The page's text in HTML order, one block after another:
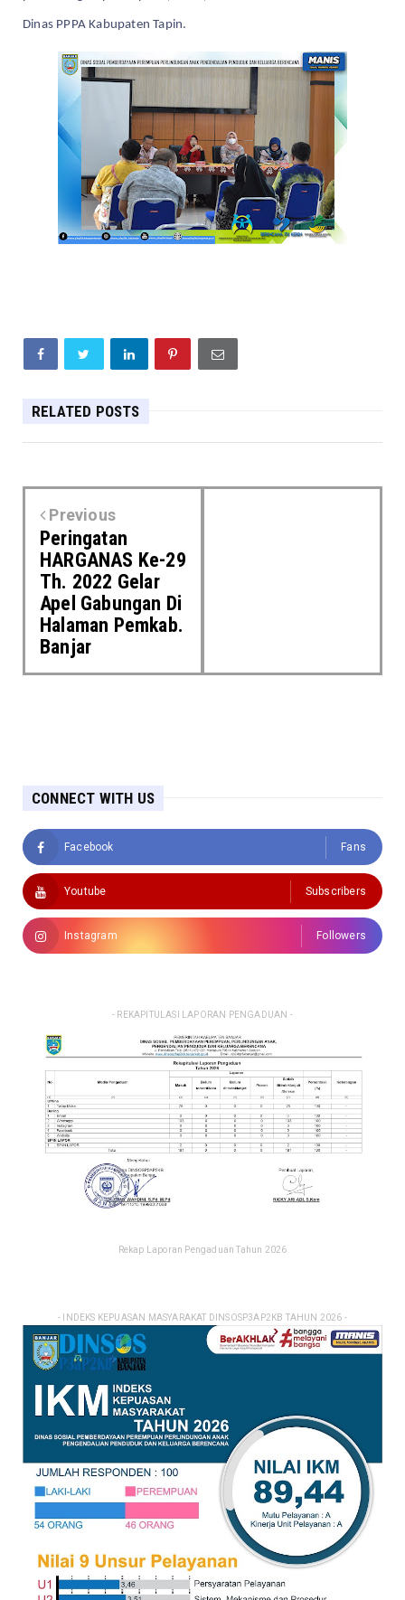
Dinas PPPA Kabupaten Tapin.
RELATED POSTS
Previous
Peringatan
HARGANAS Ke-29
Th. 2022 Gelar
Apel Gabungan Di
Halaman Pemkab.
Banjar
CONNECT WITH US
Facebook Fans
Youtube Subscribers
Instagram Followers
- REKAPITULASI LAPORAN PENGADUAN -
Rekap Laporan Pengaduan Tahun 2026
- INDEKS KEPUASAN MASYARAKAT DINSOSP3AP2KB TAHUN 2026 -